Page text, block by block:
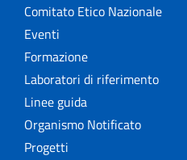
Comitato Etico Nazionale
Eventi
Formazione
Laboratori di riferimento
Linee guida
Organismo Notificato
Progetti